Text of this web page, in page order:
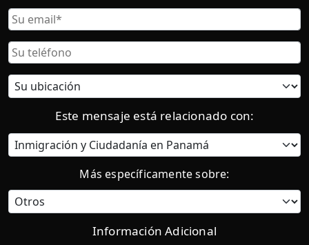
Correo
Electrónico
Teléfono
Ubicación
actual:
Este mensaje está relacionado con:
Categoría
Más específicamente sobre:
Información Adicional